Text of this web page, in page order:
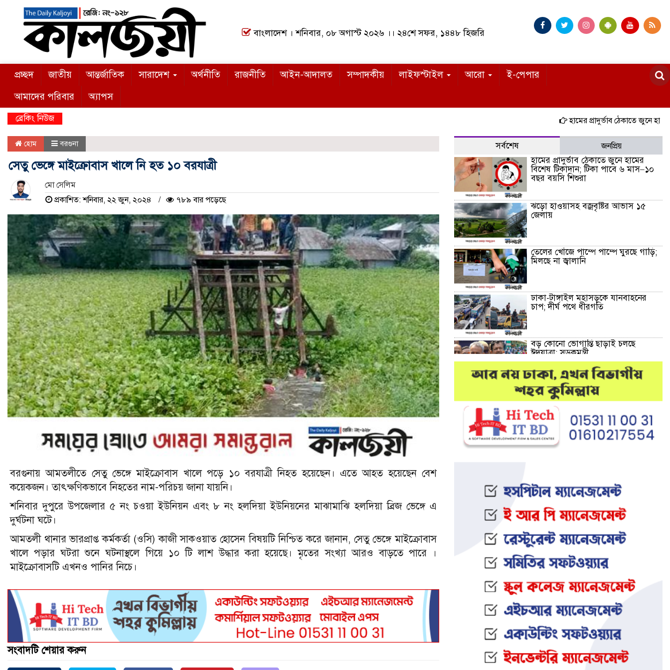
বাংলাদেশ । শনিবার, ০৮ অগাস্ট ২০২৬ ।। ২৪শে সফর, ১৪৪৮ হিজরি
প্রচ্ছদ জাতীয় আন্তর্জাতিক সারাদেশ অর্থনীতি রাজনীতি আইন-আদালত সম্পাদকীয় লাইফস্টাইল আরো
ই-পেপার
আমাদের পরিবার
অ্যাপস
ব্রেকিং নিউজ হামের প্রাদুর্ভাব ঠেকাতে জুনে হামের
হোম বরগুনা
সেতু ভেঙ্গে মাইক্রোবাস খালে নি হত ১০ বরযাত্রী
মো সেলিম
প্রকাশিত: শনিবার, ২২ জুন, ২০২৪
৭৮৯ বার পড়েছে
বরগুনায় আমতলীতে সেতু ভেঙ্গে মাইক্রোবাস খালে পড়ে ১০ বরযাত্রী নিহত হয়েছেন। এতে আহত হয়েছেন বেশ
কয়েকজন। তাৎক্ষণিকভাবে নিহতের নাম-পরিচয় জানা যায়নি।
শনিবার দুপুরে উপজেলার ৫ নং চওয়া ইউনিয়ন এবং ৮ নং হলদিয়া ইউনিয়নের মাঝামাঝি হলদিয়া ব্রিজ ভেঙ্গে এ
দুর্ঘটনা ঘটে।
আমতলী থানার ভারপ্রাপ্ত কর্মকর্তা (ওসি) কাজী সাকওয়াত হোসেন বিষয়টি নিশ্চিত করে জানান, সেতু ভেঙ্গে মাইক্রোবাস
খালে পড়ার ঘটরা শুনে ঘটনাস্থলে গিয়ে ১০ টি লাশ উদ্ধার করা হয়েছে। মৃতের সংখ্যা আরও বাড়তে পারে ।
মাইক্রোবাসটি এখনও পানির নিচে।
সংবাদটি শেয়ার করুন
সর্বশেষ জনপ্রিয়
হামের প্রাদুর্ভাব ঠেকাতে জুনে হামের
বিশেষ টিকাদান; টিকা পাবে ৬ মাস–১০
বছর বয়সি শিশুরা
ঝড়ো হাওয়াসহ বজ্রবৃষ্টির আভাস ১৫
জেলায়
তেলের খোঁজে পাম্পে পাম্পে ঘুরছে গাড়ি;
মিলছে না জ্বালানি
ঢাকা-টাঙ্গাইল মহাসড়কে যানবাহনের
চাপ; দীর্ঘ পথে ধীরগতি
বড় কোনো ভোগান্তি ছাড়াই চলছে
ঈদযাত্রা: সড়কমন্ত্রী
মেলান্দহে উপবৃত্তি কেলেঙ্কারি:
অভিভাবকের জায়গায় শিক্ষকের ব্যাংক
হিসাব
দেশে আবারও উদ্ধার হলো ভয়ংকর
মাদক: ক্রিস্টাল মেথ ও এলএসডি
ইফতার অনুষ্ঠানকে কেন্দ্র করে বিএনপি–
জামায়াত সংঘর্ষ: আহত ৮
তিনজনের মৃত্যুদণ্ড
করে যুবকের আত্মহ ত্যা